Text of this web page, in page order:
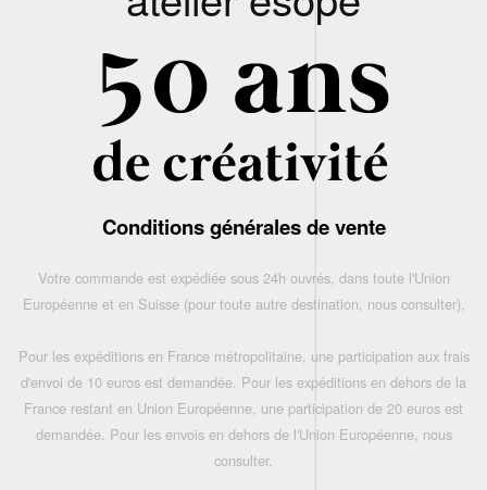
Conditions générales de vente
Votre commande est expédiée sous 24h ouvrés, dans toute l'Union
Européenne et en Suisse (pour toute autre destination, nous consulter),
Pour les expéditions en France métropolitaine, une participation aux frais
d'envoi de 10 euros est demandée. Pour les expéditions en dehors de la
France restant en Union Européenne, une participation de 20 euros est
demandée. Pour les envois en dehors de l'Union Européenne, nous
consulter.